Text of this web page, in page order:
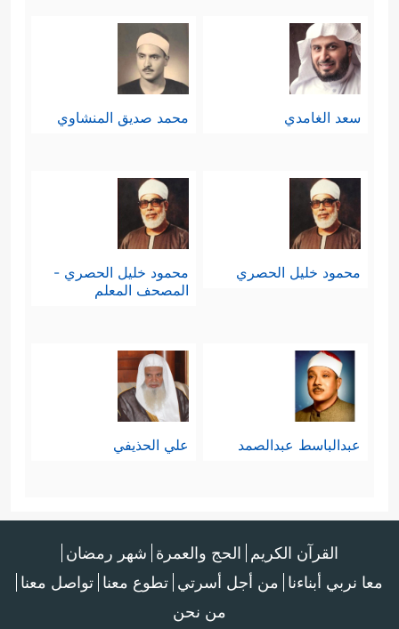
سعد الغامدي محمد صديق المنشاوي
محمود خليل الحصري
محمود خليل الحصري -
المصحف المعلم
عبدالباسط عبدالصمد علي الحذيفي
القرآن الكريم الحج والعمرة شهر رمضان
معا نربي أبناءنا من أجل أسرتي تطوع معنا تواصل معنا
من نحن